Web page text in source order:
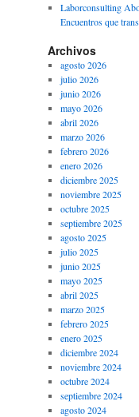
Laborconsulting
Encuentros que
Archivos
agosto 2026
julio 2026
junio 2026
mayo 2026
abril 2026
marzo 2026
febrero 2026
enero 2026
diciembre 2025
noviembre 2025
octubre 2025
septiembre 2025
agosto 2025
julio 2025
junio 2025
mayo 2025
abril 2025
marzo 2025
febrero 2025
enero 2025
diciembre 2024
noviembre 2024
octubre 2024
septiembre 2024
agosto 2024